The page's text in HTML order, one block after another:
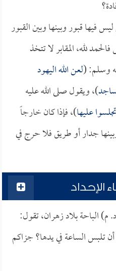
فيها قبور وبينها وبين القبور
لله، المقابر لا تتخذ
وسلم: (لعن الله اليهود
)، ويقول صلى الله عليه
عليها)، فإذا كان خارجاً
جدار أو طريق فلا حرج في
الإحداد
الباحة بلاد زهران، تقول:
أن تلبس الساعة في يدها؟ جزاكم